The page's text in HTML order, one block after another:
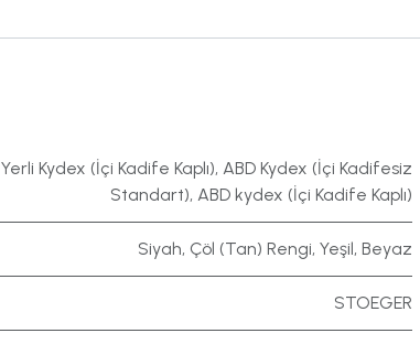
Yerli Kydex (İçi Kadife Kaplı), ABD Kydex (İçi Kadifesiz
Standart), ABD kydex (İçi Kadife Kaplı)
Siyah, Çöl (Tan) Rengi, Yeşil, Beyaz
STOEGER